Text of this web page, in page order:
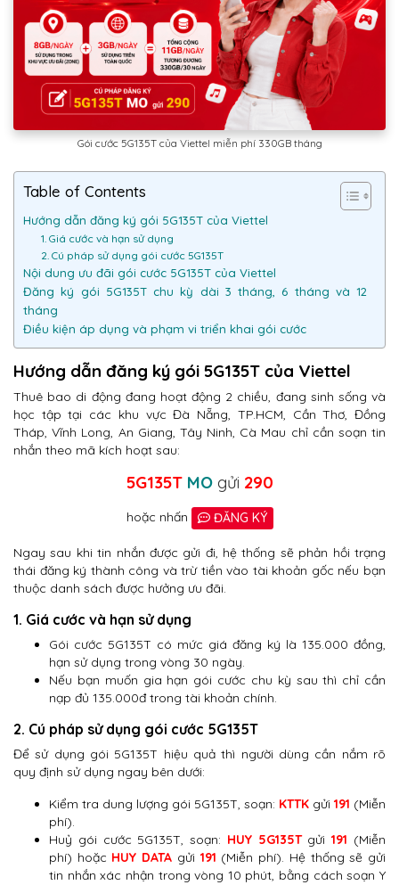
Gói cước 5G135T của Viettel miễn phí 330GB tháng
Table of Contents
Hướng dẫn đăng ký gói 5G135T của Viettel
1. Giá cước và hạn sử dụng
2. Cú pháp sử dụng gói cước 5G135T
Nội dung ưu đãi gói cước 5G135T của Viettel
Đăng ký gói 5G135T chu kỳ dài 3 tháng, 6 tháng và 12
tháng
Điều kiện áp dụng và phạm vi triển khai gói cước
Hướng dẫn đăng ký gói 5G135T của Viettel
Thuê bao di động đang hoạt động 2 chiều, đang sinh sống và
học tập tại các khu vực Đà Nẵng, TP.HCM, Cần Thơ, Đồng
Tháp, Vĩnh Long, An Giang, Tây Ninh, Cà Mau chỉ cần soạn tin
nhắn theo mã kích hoạt sau:
5G135TMO gửi 290
hoặc nhấn ĐĂNG KÝ
Ngay sau khi tin nhắn được gửi đi, hệ thống sẽ phản hồi trạng
thái đăng ký thành công và trừ tiền vào tài khoản gốc nếu bạn
thuộc danh sách được hưởng ưu đãi.
1. Giá cước và hạn sử dụng
Gói cước 5G135T có mức giá đăng ký là 135.000 đồng,
hạn sử dụng trong vòng 30 ngày.
Nếu bạn muốn gia hạn gói cước chu kỳ sau thì chỉ cần
nạp đủ 135.000đ trong tài khoản chính.
2. Cú pháp sử dụng gói cước 5G135T
Để sử dụng gói 5G135T hiệu quả thì người dùng cần nắm rõ
quy định sử dụng ngay bên dưới:
Kiểm tra dung lượng gói 5G135T, soạn: KTTK gửi 191 (Miễn
phí).
Huỷ gói cước 5G135T, soạn: HUY 5G135Tgửi191 (Miễn
phí) hoặc HUY DATA gửi 191 (Miễn phí). Hệ thống sẽ gửi
tin nhắn xác nhận trong vòng 10 phút, bằng cách soạn Y